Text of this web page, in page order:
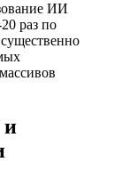
ИИ
раз по
и